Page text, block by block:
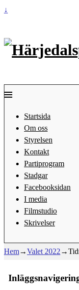
↓
Startsida
Om oss
Styrelsen
Kontakt
Partiprogram
Stadgar
Facebooksidan
I media
Filmstudio
Skrivelser
Hem→Valet 2022 →